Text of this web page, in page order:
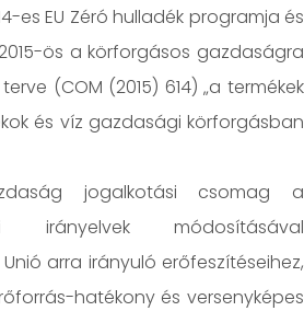
es EU Zéró hulladék programja és
ös a körforgásos gazdaságra
(COM (2015) 614) „a termékek
és víz gazdasági körforgásban
jogalkotási csomag a
irányelvek módosításával
arra irányuló erőfeszítéseihez,
hatékony és versenyképes